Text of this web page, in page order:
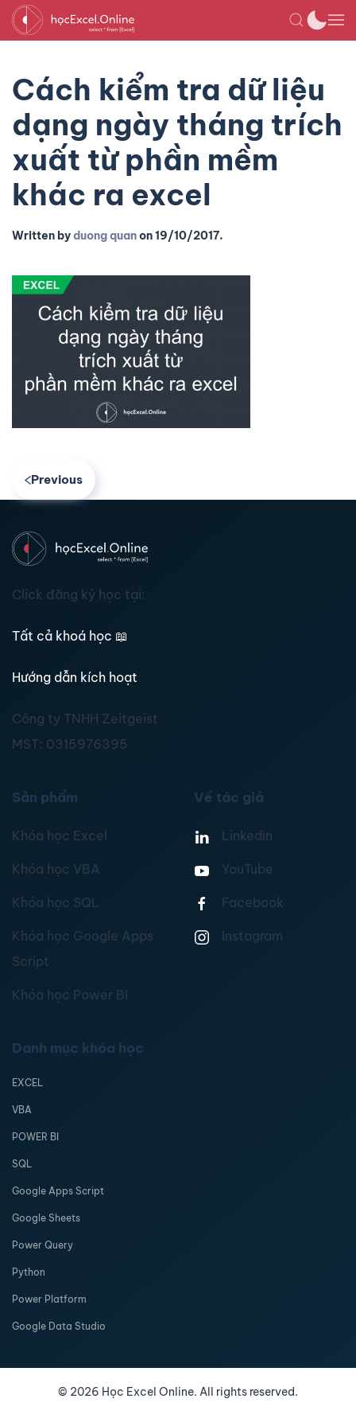
Cách kiểm tra dữ liệu
dạng ngày tháng trích
xuất từ phần mềm
khác ra excel
Written byduong quanon19/10/2017.
Previous
Click đăng ký học tại:
Tất cả khoá học 📖
Hướng dẫn kích hoạt
Công ty TNHH Zeitgeist
MST: 0315976395
Sản phẩm
Khóa học Excel
Khóa học VBA
Khóa học SQL
Khóa học Google Apps
Script
Khóa học Power BI
Về tác giả
Linkedin
YouTube
Facebook
Instagram
Danh mục khóa học
EXCEL
VBA
POWER BI
SQL
Google Apps Script
Google Sheets
Power Query
Python
Power Platform
Google Data Studio
© 2026 Học Excel Online. All rights reserved.